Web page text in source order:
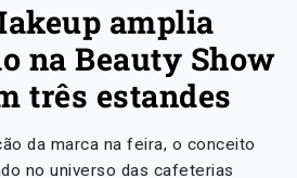
amplia
na Beauty Show
três estandes
da marca na feira, o conceito
no universo das cafeterias